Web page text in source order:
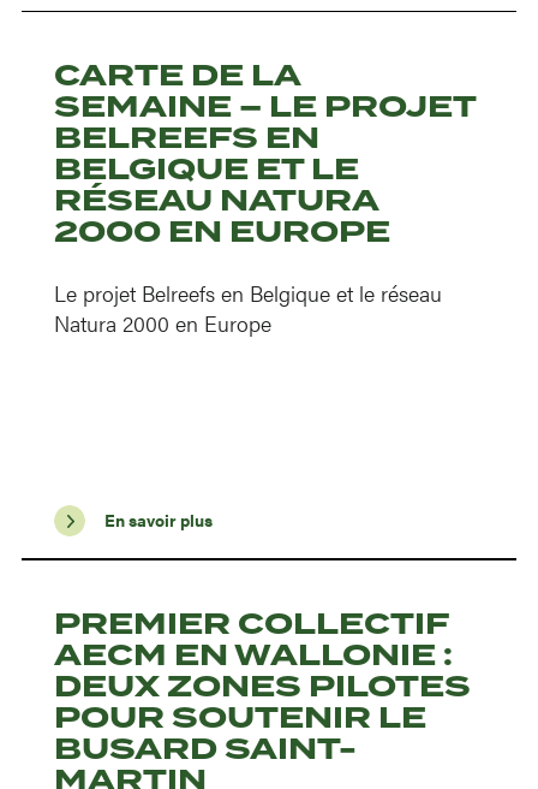
CARTE DE LA
SEMAINE – LE PROJET
BELREEFS EN
BELGIQUE ET LE
RÉSEAU NATURA
2000 EN EUROPE
Le projet Belreefs en Belgique et le réseau
Natura 2000 en Europe
En savoir plus
PREMIER COLLECTIF
AECM EN WALLONIE :
DEUX ZONES PILOTES
POUR SOUTENIR LE
BUSARD SAINT-
MARTIN